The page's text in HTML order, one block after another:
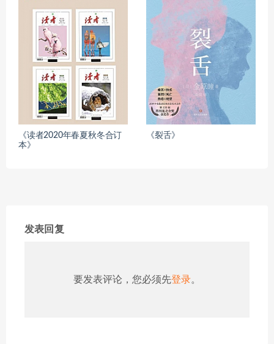
《读者2020年春夏秋冬合订
本》
《裂舌》
发表回复
要发表评论，您必须先登录。